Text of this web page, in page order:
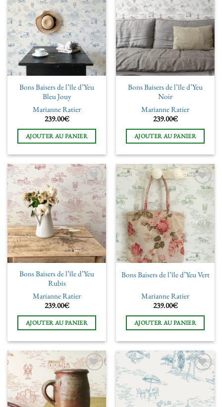
Ajouter
à la liste
de
souhaits
Bons Baisers de l’île d’Yeu
Bleu Jouy
Marianne Ratier
239.00€
AJOUTER AU PANIER
Ajouter
à la liste
de
souhaits
Bons Baisers de l’île d’Yeu
Noir
Marianne Ratier
239.00€
AJOUTER AU PANIER
Ajouter
à la liste
souhaits
Bons Baisers de l’île d’Yeu
Rubis
Marianne Ratier
239.00€
AJOUTER AU PANIER
Ajouter
à la liste
de
souhaits
Bons Baisers de l’île d’Yeu Vert
Marianne Ratier
239.00€
AJOUTER AU PANIER
Ajouter
à la liste
de
souhaits
Ajouter
souhaits